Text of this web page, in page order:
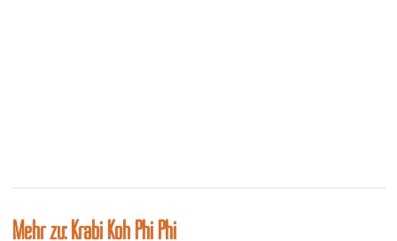
Mehr zu: Krabi Koh Phi Phi